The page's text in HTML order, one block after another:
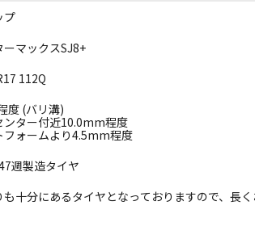
プ
ーマックスSJ8+
112Q
度 (バリ溝)
ンター付近10.0mm程度
フォームより4.5mm程度
週製造タイヤ
十分にあるタイヤとなっておりますので、長く